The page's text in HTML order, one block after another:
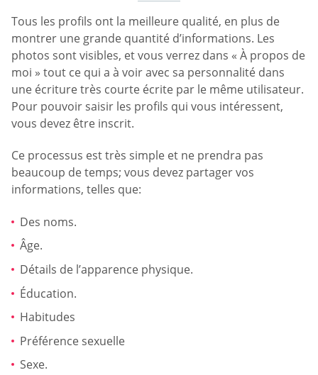
Tous les profils ont la meilleure qualité, en plus de
montrer une grande quantité d’informations. Les
photos sont visibles, et vous verrez dans « À propos de
moi » tout ce qui a à voir avec sa personnalité dans
une écriture très courte écrite par le même utilisateur.
Pour pouvoir saisir les profils qui vous intéressent,
vous devez être inscrit.
Ce processus est très simple et ne prendra pas
beaucoup de temps; vous devez partager vos
informations, telles que:
Des noms.
Âge.
Détails de l’apparence physique.
Éducation.
Habitudes
Préférence sexuelle
Sexe.